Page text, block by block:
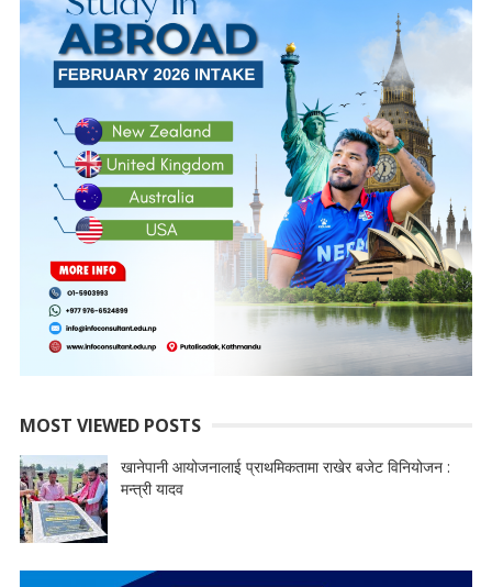
MOST VIEWED POSTS
खानेपानी आयोजनालाई प्राथमिकतामा राखेर बजेट विनियोजन :
मन्त्री यादव